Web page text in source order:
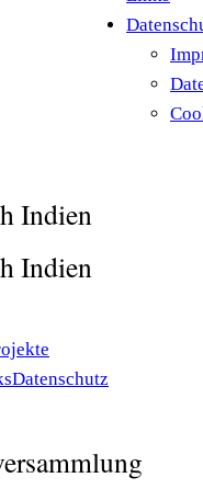
Indien
Indien
Datenschutz